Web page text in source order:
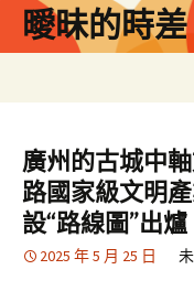
曖昧的時差
廣州的古城中
路國家級文明
設“路線圖”出爐
2025 年 5 月 25 日